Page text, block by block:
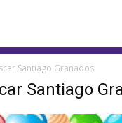
Santiago Granados
Santiago